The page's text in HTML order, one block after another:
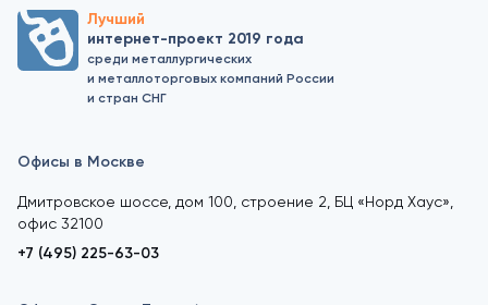
Лучший
интернет-проект 2019 года
среди металлургических
и металлоторговых компаний России
и стран СНГ
Офисы в Москве
Дмитровское шоссе, дом 100, строение 2, БЦ «Норд Хаус»,
офис 32100
+7 (495) 225-63-03